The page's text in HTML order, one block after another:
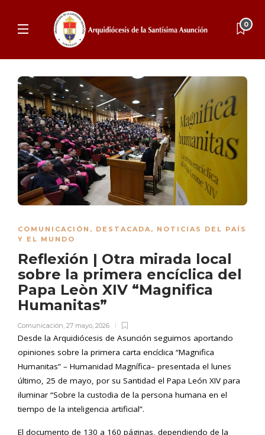
0
COMUNICACIÓN , DESTACADA, NOTICIAS DEL PAÍS
Y EL MUNDO
Reflexión | Otra mirada local
sobre la primera encíclica del
Papa Leòn XIV “Magnifica
Humanitas”
Comunicación, 27 mayo, 2026
Desde la Arquidiócesis de Asunción seguimos aportando
opiniones sobre la primera carta encíclica “Magnifica
Humanitas” – Humanidad Magnífica– presentada el lunes
último, 25 de mayo, por su Santidad el Papa León XIV para
iluminar “Sobre la custodia de la persona humana en el
tiempo de la inteligencia artificial”.
El documento de 130 a 160 páginas, dependiendo de la